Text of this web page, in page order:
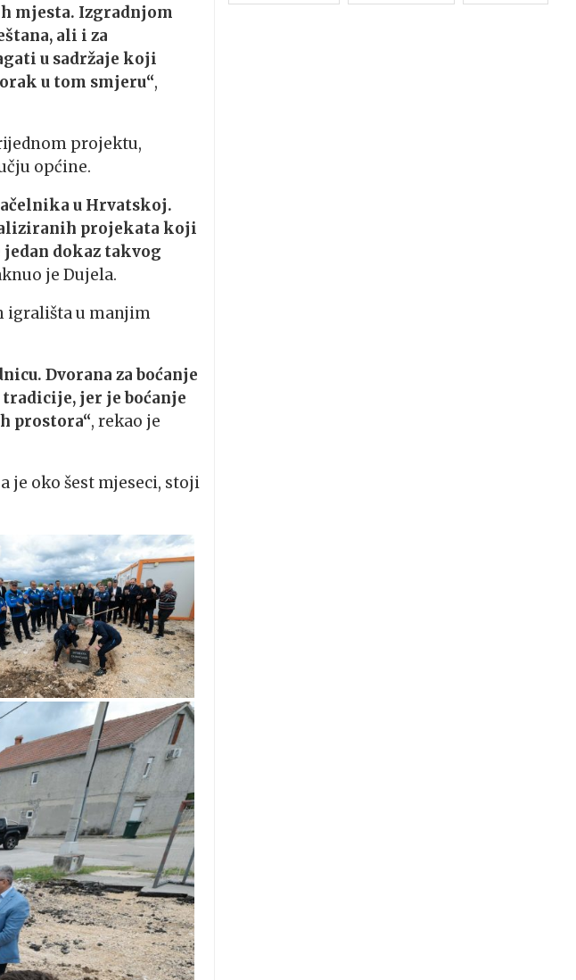
mjesta. Izgradnjom
ali i za
u sadržaje koji
u tom smjeru“,
projektu,
općine.
u Hrvatskoj.
projekata koji
dokaz takvog
je Dujela.
igrališta u manjim
Dvorana za boćanje
jer je boćanje
prostora“, rekao je
je oko šest mjeseci, stoji